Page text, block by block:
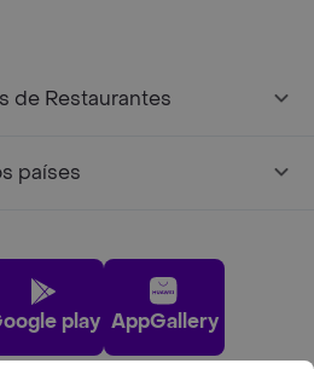
de Restaurantes
países
play AppGallery